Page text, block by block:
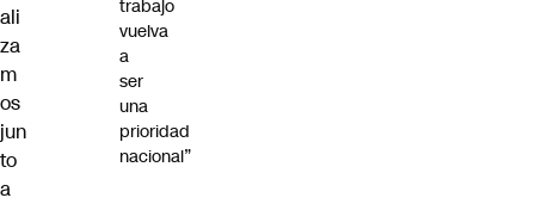
ali
za
m
os
jun
to
a
trabajo
vuelva
a
ser
una
prioridad
nacional”